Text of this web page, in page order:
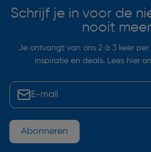
Schrijf je in voor de
nooit
Je ontvangt van ons 2 à 3 keer
inspiratie en deals. Lees hier
Abonneren